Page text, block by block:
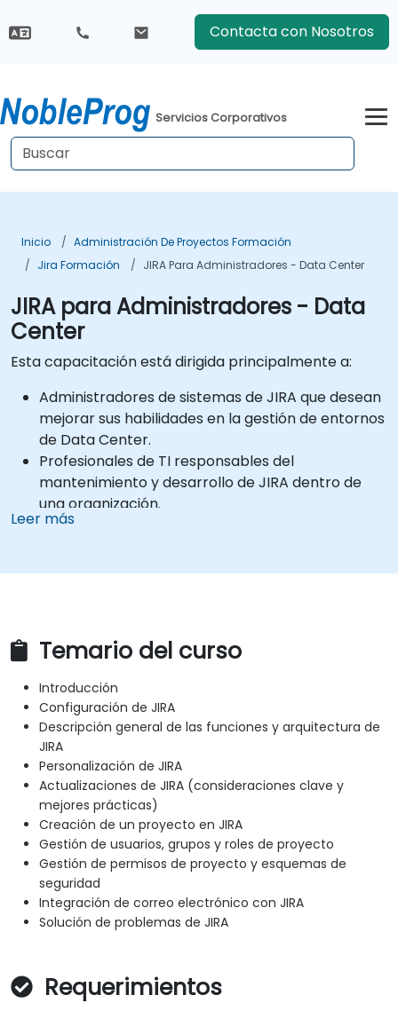
Contacta con Nosotros
Servicios Corporativos
Inicio
Administración De Proyectos Formación
Jira Formación
JIRA Para Administradores - Data Center
JIRA para Administradores - Data
Center
Esta capacitación está dirigida principalmente a:
Administradores de sistemas de JIRA que desean
mejorar sus habilidades en la gestión de entornos
de Data Center.
Profesionales de TI responsables del
mantenimiento y desarrollo de JIRA dentro de
una organización.
Personas con conocimientos básicos de JIRA,
Leer más
Temario del curso
Introducción
Configuración de JIRA
Descripción general de las funciones y arquitectura de
JIRA
Personalización de JIRA
Actualizaciones de JIRA (consideraciones clave y
mejores prácticas)
Creación de un proyecto en JIRA
Gestión de usuarios, grupos y roles de proyecto
Gestión de permisos de proyecto y esquemas de
seguridad
Integración de correo electrónico con JIRA
Solución de problemas de JIRA
Requerimientos